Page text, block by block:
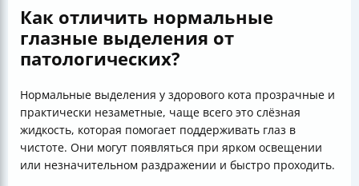
Как отличить нормальные
глазные выделения от
патологических?
Нормальные выделения у здорового кота прозрачные и
практически незаметные, чаще всего это слёзная
жидкость, которая помогает поддерживать глаз в
чистоте. Они могут появляться при ярком освещении
или незначительном раздражении и быстро проходить.